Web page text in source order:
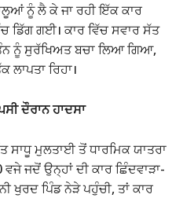
ਨੂੰ ਲੈ ਕੇ ਜਾ ਰਹੀ ਇੱਕ ਕਾਰ
ਡਿੱਗ ਗਈ। ਕਾਰ ਵਿੱਚ ਸਵਾਰ ਸੱਤ
ਨੂੰ ਸੁਰੱਖਿਅਤ ਬਚਾ ਲਿਆ ਗਿਆ,
ਰਿਹਾ।
ਦੌਰਾਨ ਹਾਦਸਾ
ਸਾਧੂ ਮੁਲਤਾਈ ਤੋਂ ਧਾਰਮਿਕ ਯਾਤਰਾ
ਜਦੋਂ ਉਨ੍ਹਾਂ ਦੀ ਕਾਰ ਛਿੰਦਵਾੜਾ-
ਖੁਰਦ ਪਿੰਡ ਨੇੜੇ ਪਹੁੰਚੀ, ਤਾਂ ਕਾਰ